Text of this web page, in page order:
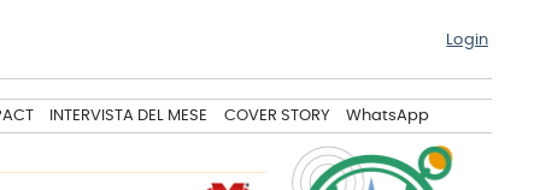
Login
INTERVISTA DEL MESE COVER STORY WhatsApp